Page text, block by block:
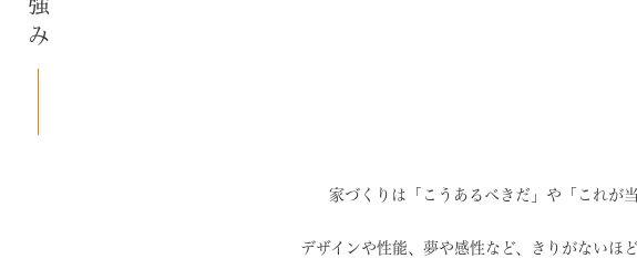
家づくりは「こうあるべきだ」や 「これが
デザインや性能、夢や感性など、 きりがないほ